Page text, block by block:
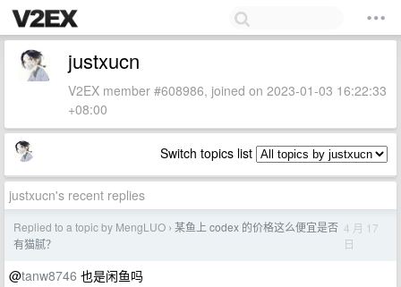
justxucn
V2EX member #608986, joined on 2023-01-03 16:22:33
+08:00
Switch topics list
justxucn's recent replies
Replied to a topic by MengLUO › 某鱼上 codex 的价格这么便宜是否
有猫腻？
4 月 17
日
@tanw8746 也是闲鱼吗